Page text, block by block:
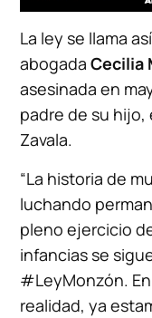
La ley se llama
abogada Cecilia
asesinada en
padre de su hijo,
Zavala.
“La historia de
luchando
pleno ejercicio
infancias se
#LeyMonzón.
realidad, ya